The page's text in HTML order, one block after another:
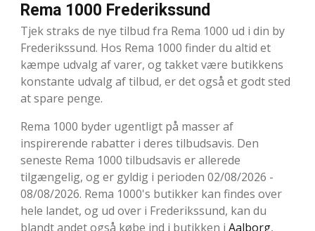
Rema 1000 Frederikssund
Tjek straks de nye tilbud fra Rema 1000 ud i din by
Frederikssund. Hos Rema 1000 finder du altid et
kæmpe udvalg af varer, og takket være butikkens
konstante udvalg af tilbud, er det også et godt sted
at spare penge.
Rema 1000 byder ugentligt på masser af
inspirerende rabatter i deres tilbudsavis. Den
seneste Rema 1000 tilbudsavis er allerede
tilgængelig, og er gyldig i perioden 02/08/2026 -
08/08/2026. Rema 1000's butikker kan findes over
hele landet, og ud over i Frederikssund, kan du
blandt andet også købe ind i butikken i Aalborg,